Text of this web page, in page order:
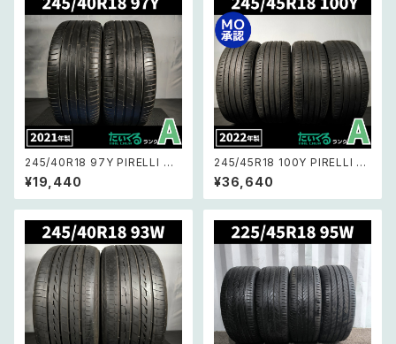
245/40R18 97Y PIRELLI Cin
turato P7 ピレリチントゥラート
ピー7 【21年製 】2本セット
¥19,440
245/45R18 100Y PIRELLI P
Cinturato P7 ピレリ チントゥ
ラート p7 【22年製 MO承認マ
ーク バリ溝】4本セット
¥36,640